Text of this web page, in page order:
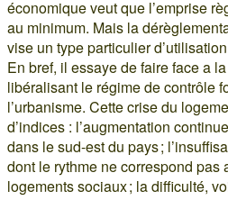
économique veut que l’emprise
au minimum. Mais la
vise un type particulier
En bref, il essaye de faire face a
libéralisant le régime de contrôle
l’urbanisme. Cette crise du
d’indices : l’augmentation
dans le sud-est du pays ;
dont le rythme ne correspond pas
logements sociaux ; la difficulté,